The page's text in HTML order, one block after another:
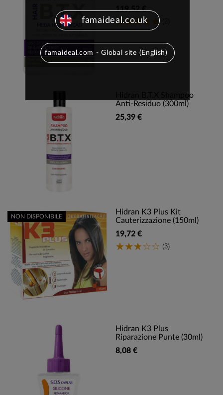
119,52 €
Hidran B.T.X Shampoo
Anti-Residuo (300ml)
25,39 €
Hidran K3 Plus Kit
Cauterizzazione (150ml)
19,72 €
(3)
NON DISPONIBILE
Hidran K3 Plus
Riparazione Punte (30ml)
8,08 €
famaideal.co.uk
famaideal.com - Global site (English)